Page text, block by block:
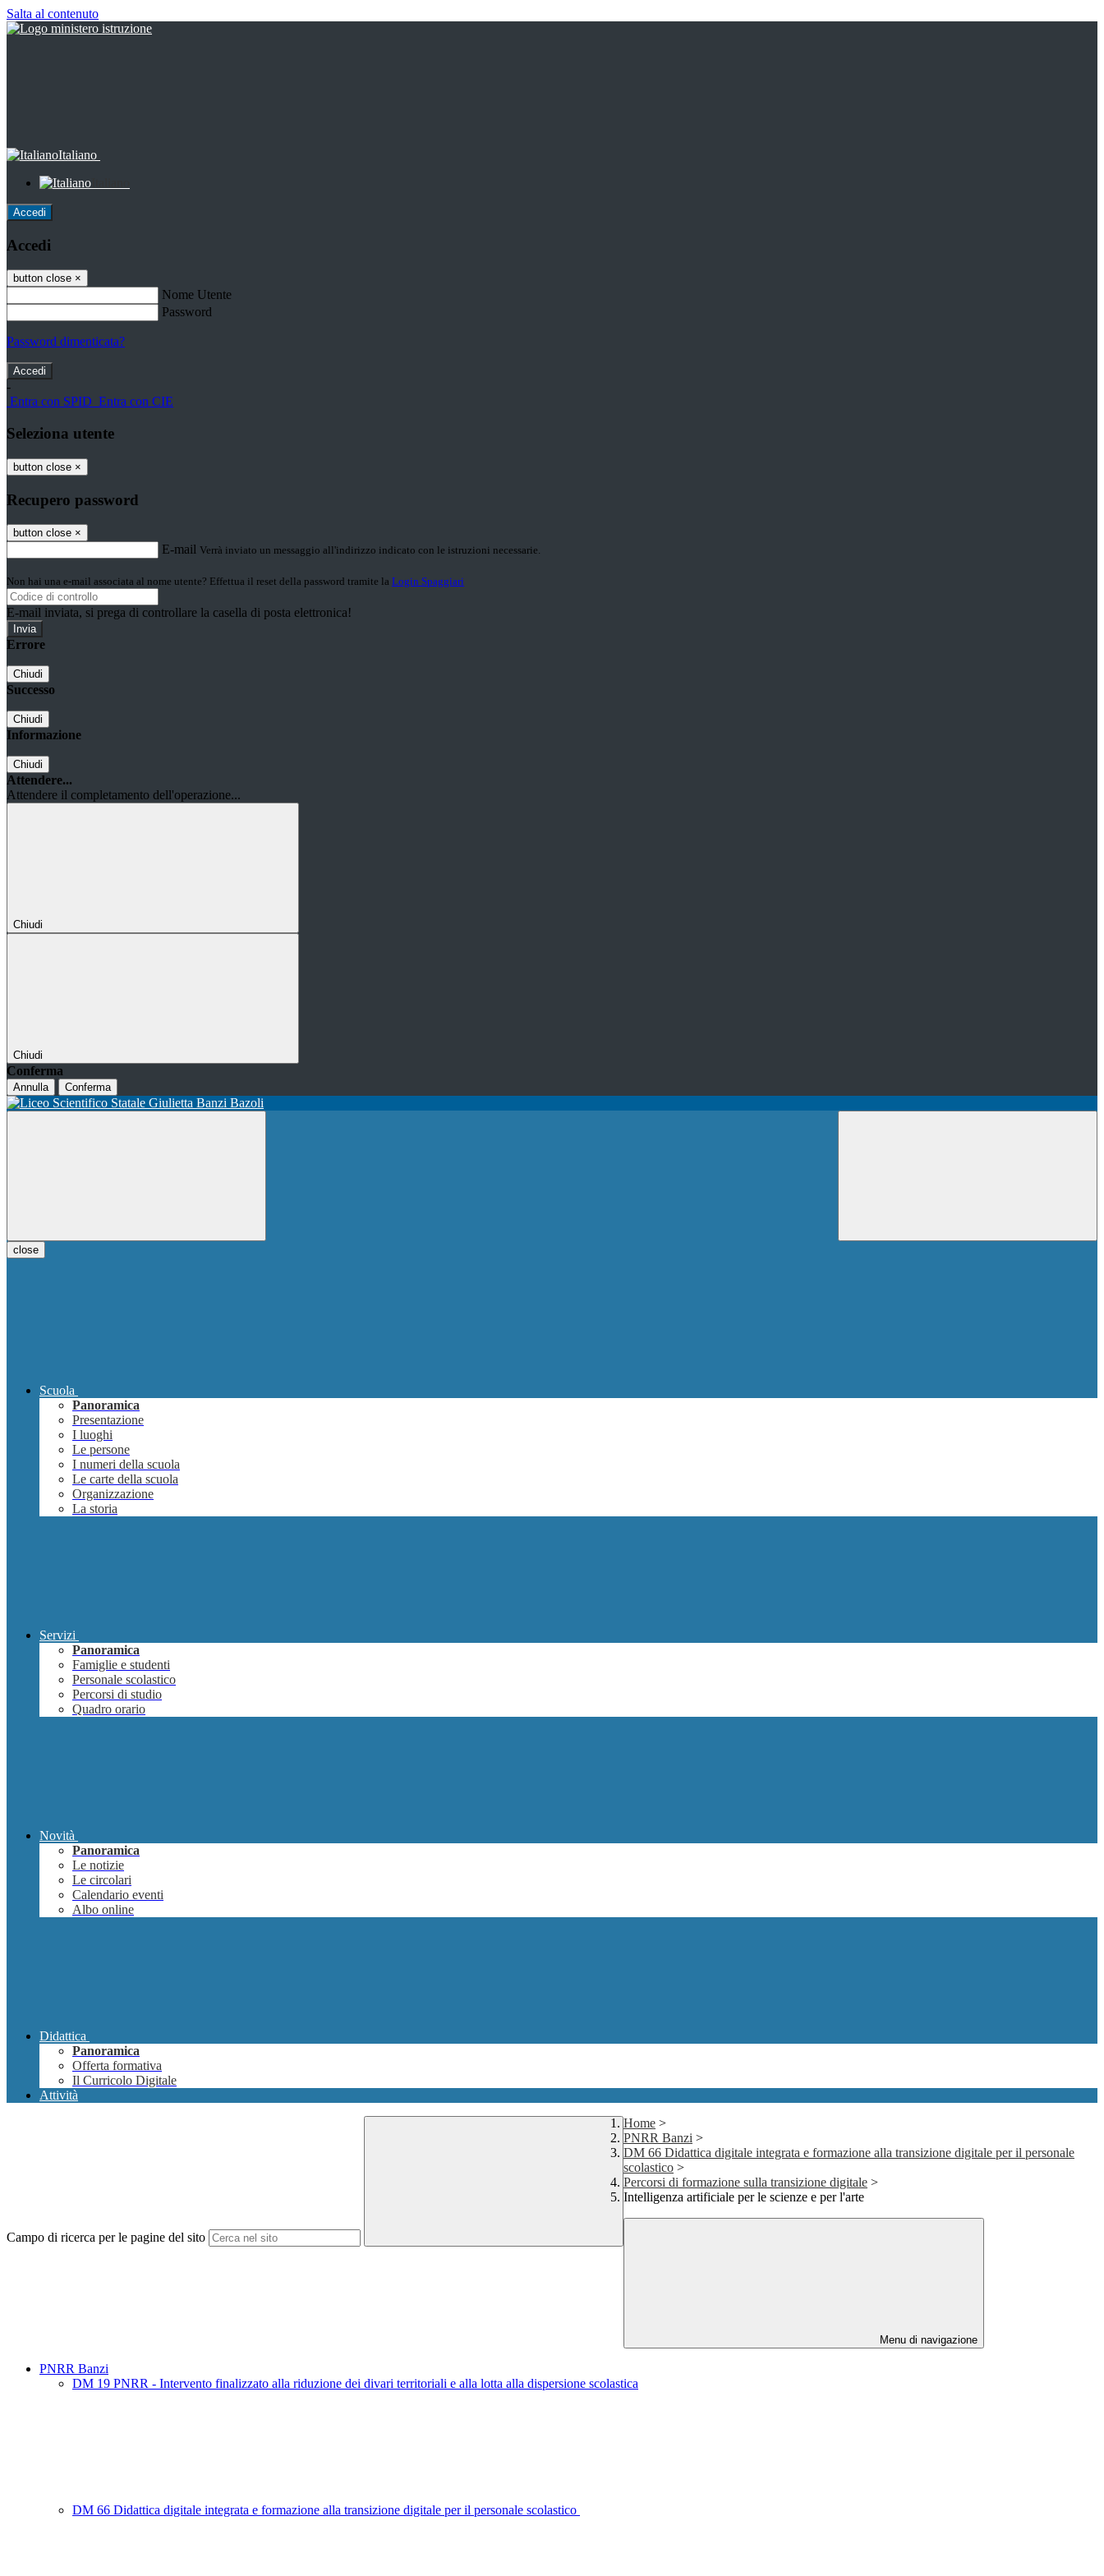
Salta al contenuto
Italiano
Accedi
Accedi
button close ×
Nome Utente
Password
Password dimenticata?
-
Entra con SPID Entra con CIE
Seleziona utente
button close ×
Recupero password
button close ×
E-mail Verrà inviato un messaggio all'indirizzo indicato con le istruzioni necessarie.
Non hai una e-mail associata al nome utente? Effettua il reset della password tramite la Login Spaggiari
E-mail inviata, si prega di controllare la casella di posta elettronica!
Errore
Chiudi
Successo
Chiudi
Informazione
Chiudi
Attendere...
Attendere il completamento dell'operazione...
Chiudi
Chiudi
Conferma
Annulla Conferma
close
Scuola
Panoramica
Presentazione
I luoghi
Le persone
I numeri della scuola
Le carte della scuola
Organizzazione
La storia
Servizi
Panoramica
Famiglie e studenti
Personale scolastico
Percorsi di studio
Quadro orario
Novità
Panoramica
Le notizie
Le circolari
Calendario eventi
Albo online
Didattica
Panoramica
Offerta formativa
Il Curricolo Digitale
Attività
Campo di ricerca per le pagine del sito
Home >
PNRR Banzi >
DM 66 Didattica digitale integrata e formazione alla transizione digitale per il personale
scolastico >
Percorsi di formazione sulla transizione digitale >
Intelligenza artificiale per le scienze e per l'arte
Menu di navigazione
PNRR Banzi
DM 19 PNRR - Intervento finalizzato alla riduzione dei divari territoriali e alla lotta alla dispersione scolastica
DM 66 Didattica digitale integrata e formazione alla transizione digitale per il personale scolastico